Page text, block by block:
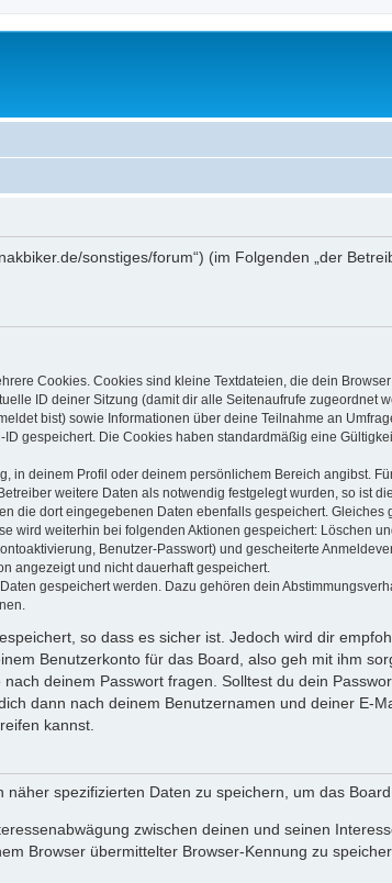
sonstiges/forum“) (im Folgenden „der
Cookies. Cookies sind kleine Textdateien, die dein
ID deiner Sitzung (damit dir alle Seitenaufrufe zugeordnet
bist) sowie Informationen über deine Teilnahme an
gespeichert. Die Cookies haben standardmäßig eine
in deinem Profil oder deinem persönlichem Bereich angibst.
weitere Daten als notwendig festgelegt wurden, so ist
die dort eingegebenen Daten ebenfalls gespeichert.
wird weiterhin bei folgenden Aktionen gespeichert: Löschen
Benutzer-Passwort) und gescheiterte
angezeigt und nicht dauerhaft gespeichert.
gespeichert werden. Dazu gehören dein
so dass es sicher ist. Jedoch wird dir
Benutzerkonto für das Board, also geh mit ihm
deinem Passwort fragen. Solltest du dein
dann nach deinem Benutzernamen und deiner E-
kannst.
spezifizierten Daten zu speichern, um das
zwischen deinen und seinen
Browser übermittelter Browser-Kennung zu